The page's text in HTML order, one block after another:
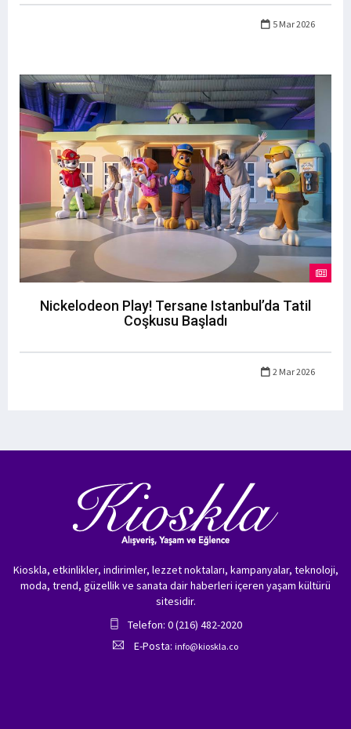
5 Mar 2026
Nickelodeon Play! Tersane Istanbul’da Tatil
Coşkusu Başladı
2 Mar 2026
Kioskla, etkinlikler, indirimler, lezzet noktaları, kampanyalar, teknoloji,
moda, trend, güzellik ve sanata dair haberleri içeren yaşam kültürü
sitesidir.
Telefon: 0 (216) 482-2020
E-Posta: info@kioskla.co